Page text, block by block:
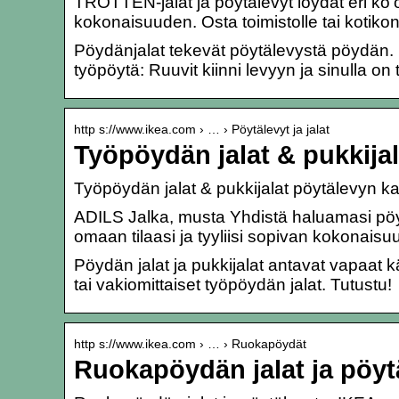
kokonaisuuden. Osta toimistolle tai
Pöydänjalat tekevät pöytälevystä
työpöytä: Ruuvit kiinni levyyn ja sinulla on
http s://www.ikea.com › … › Pöytälevyt ja jalat
Työpöydän jalat &
Työpöydän jalat & pukkijalat pöytälevyn
ADILS Jalka, musta Yhdistä haluamasi
omaan tilaasi ja tyyliisi sopivan
Pöydän jalat ja pukkijalat antavat vapaat
tai vakiomittaiset työpöydän jalat. Tutustu!
http s://www.ikea.com › … › Ruokapöydät
Ruokapöydän jalat ja